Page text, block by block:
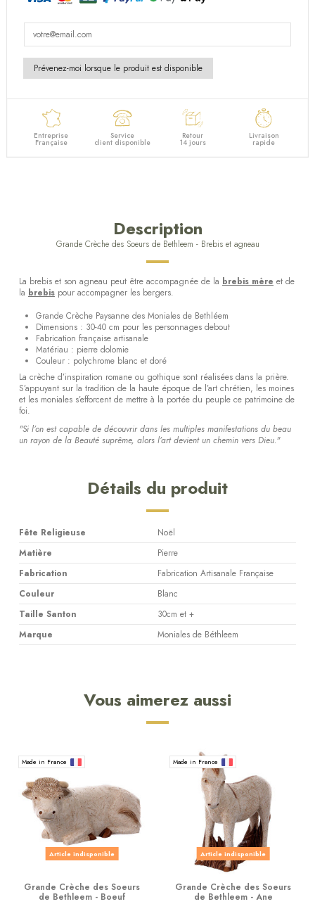
Entreprise
Française
Service
client disponible
Retour
14 jours
Livraison
rapide
Description
Grande Crèche des Soeurs de Bethleem - Brebis et agneau
La brebis et son agneau peut être accompagnée de la brebis mère et de
la brebis pour accompagner les bergers.
Grande Crèche Paysanne des Moniales de Bethléem
Dimensions : 30-40 cm pour les personnages debout
Fabrication française artisanale
Matériau : pierre dolomie
Couleur : polychrome blanc et doré
La crèche d’inspiration romane ou gothique sont réalisées dans la prière.
S’appuyant sur la tradition de la haute époque de l’art chrétien, les moines
et les moniales s’efforcent de mettre à la portée du peuple ce patrimoine de
foi.
"Si l’on est capable de découvrir dans les multiples manifestations du beau
un rayon de la Beauté suprême, alors l’art devient un chemin vers Dieu."
Détails du produit
Fête Religieuse
Noël
Matière
Pierre
Fabrication
Fabrication Artisanale Française
Couleur
Blanc
Taille Santon
30cm et +
Marque
Moniales de Béthleem
Vous aimerez aussi
Made in France
Article indisponible
Grande Crèche des Soeurs
de Bethleem - Boeuf
Made in France
Article indisponible
Grande Crèche des Soeurs
de Bethleem - Ane